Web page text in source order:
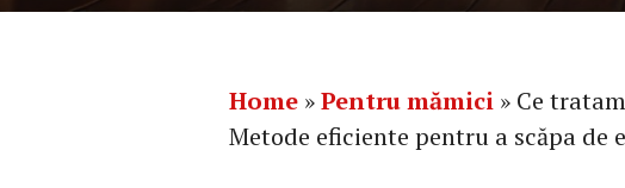
Home »Pentru mămici » Ce
Metode eficiente pentru a scăpa de